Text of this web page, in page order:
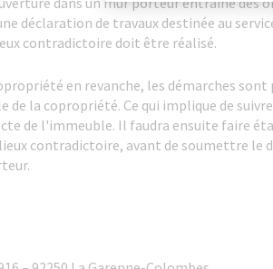
déclaration de travaux destinée au
contradictoire doit être réalisé.
en revanche, les démarches
la copropriété. Ce qui implique de
de l'immeuble. Il faudra ensuite faire
contradictoire, avant de soumettre le